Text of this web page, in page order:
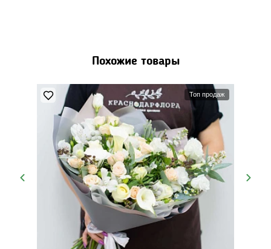
Похожие товары
Топ продаж